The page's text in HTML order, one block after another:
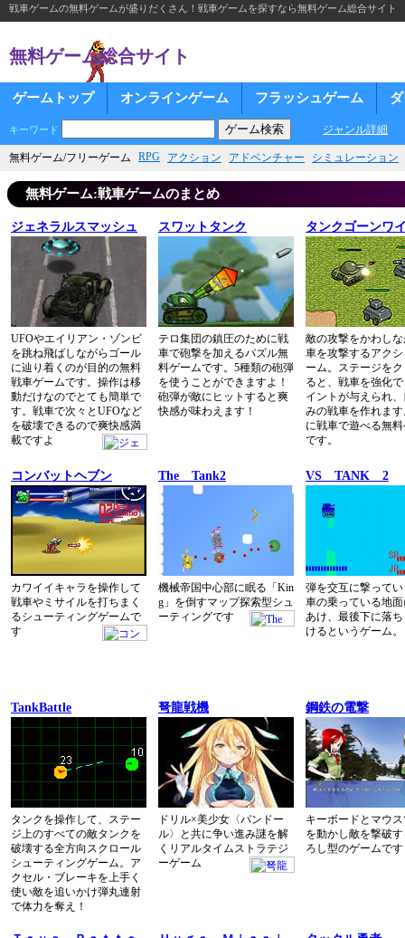
戦車ゲームの無料ゲームが盛りだくさん！戦車ゲームを探すなら無料ゲーム総合サイト
無料ゲーム総合サイト
ゲームトップ オンラインゲーム フラッシュゲーム
キーワード ジャンル詳細
無料ゲーム/フリーゲーム RPG アクション アドベンチャー シミュレーション
無料ゲーム:戦車ゲームのまとめ
ジェネラルスマッシュ
UFOやエイリアン・ゾンビ
を跳ね飛ばしながらゴール
に辿り着くのが目的の無料
戦車ゲームです。操作は移
動だけなのでとても簡単で
す。戦車で次々とUFOなど
を破壊できるので爽快感満
載ですよ
スワットタンク
テロ集団の鎮圧のために戦
車で砲撃を加えるパズル無
料ゲームです。5種類の砲弾
を使うことができますよ！
砲弾が敵にヒットすると爽
快感が味わえます！
タンクゴーンワ
敵の攻撃をかわし
車を攻撃するアク
ーム。ステージを
ると、戦車を強化
イントが与えられ
みの戦車を作れま
に戦車で遊べる無
です。
コンバットヘブン
カワイイキャラを操作して
戦車やミサイルを打ちまく
るシューティングゲームで
す
The Tank2
機械帝国中心部に眠る「Kin
g」を倒すマップ探索型シュ
ーティングです
VS TANK 2
弾を交互に撃って
車の乗っている地
あけ、最後下に落
けるというゲーム。
TankBattle
タンクを操作して、ステー
ジ上のすべての敵タンクを
破壊する全方向スクロール
シューティングゲーム。ア
クセル・ブレーキを上手く
使い敵を追いかけ弾丸連射
で体力を奪え！
弩龍戦機
ドリル×美少女〈パンドー
ル〉と共に争い進み謎を解
くリアルタイムストラテジ
ーゲーム
鋼鉄の電撃
キーボードとマウ
を動かし敵を撃破
ろし型のゲームです